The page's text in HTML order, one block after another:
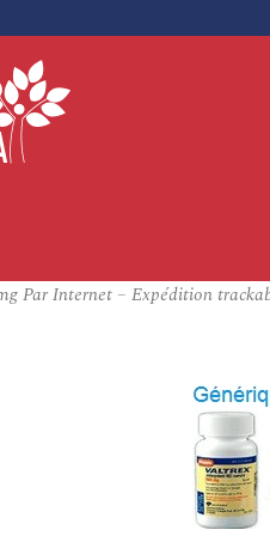
Par Internet – Expédition